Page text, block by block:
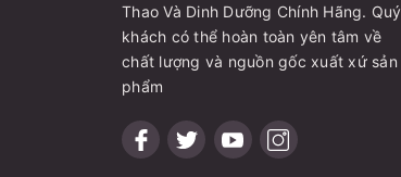
Thao Và Dinh Dưỡng Chính Hãng. Quý
khách có thể hoàn toàn yên tâm về
chất lượng và nguồn gốc xuất xứ sản
phẩm